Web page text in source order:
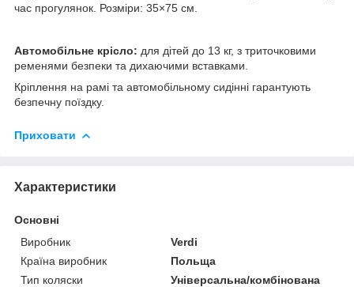
час прогулянок. Розміри: 35×75 см.
Автомобільне крісло: для дітей до 13 кг, з триточковими
ременями безпеки та дихаючими вставками.
Кріплення на рамі та автомобільному сидінні гарантують
безпечну поїздку.
Приховати
Характеристики
Основні
Виробник
Verdi
Країна виробник
Польща
Тип коляски
Універсальна/комбінована